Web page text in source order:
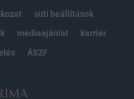
süti beállítások
médiaajánlat
karrier
ÁSZF